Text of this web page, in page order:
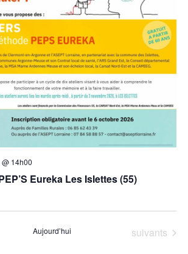
Eureka Les Islettes (55)
14h00
Aujourd’hui Évènements
suivants